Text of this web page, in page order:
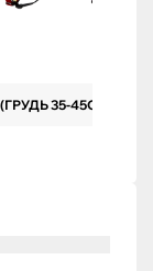
35-45СМ)